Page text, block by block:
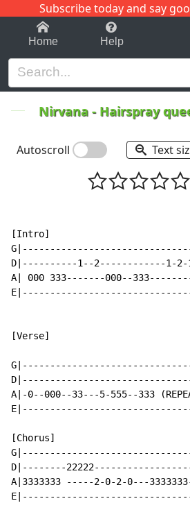
Subscribe today and say
1-9 C
Home Help
Nirvana- Hairspray
Autoscroll Text
[Intro]
D|----------1--2------------1-
A| 000 333-------000--
[Verse]
A|-0--000--33---5-555--333
[Chorus]
D|--------
A|3333333 -----2-0-2-0---